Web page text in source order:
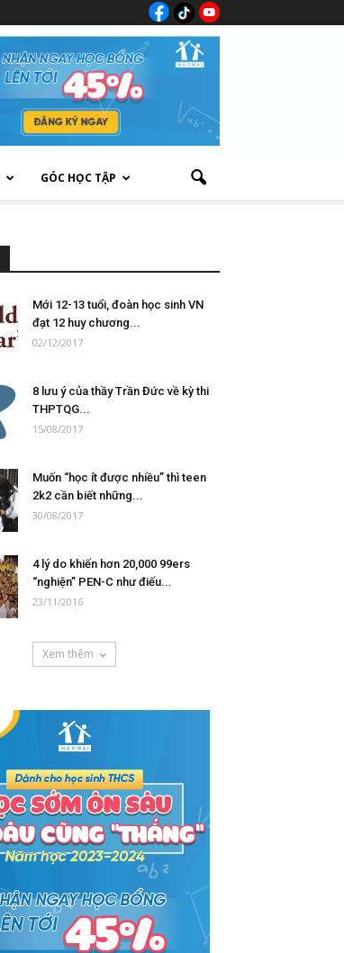
GÓC HỌC TẬP
Mới 12-13 tuổi, đoàn học sinh VN
đạt 12 huy chương...
02/12/2017
8 lưu ý của thầy Trần Đức về kỳ thi
THPTQG...
15/08/2017
Muốn “học ít được nhiều” thì teen
2k2 cần biết những...
30/08/2017
4 lý do khiến hơn 20,000 99ers
“nghiện” PEN-C như điếu...
23/11/2016
Xem thêm